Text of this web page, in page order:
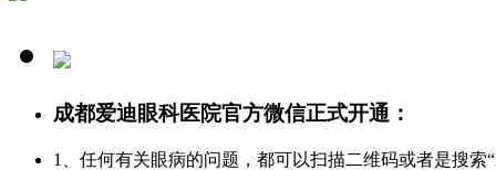
成都爱迪眼科医院官方微信正式开通：
1、任何有关眼病的问题，都可以扫描二维码或者是搜索